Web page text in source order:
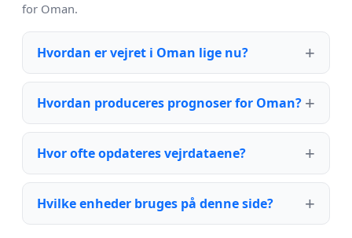
for Oman.
Hvordan er vejret i Oman lige nu?
Hvordan produceres prognoser for Oman?
Hvor ofte opdateres vejrdataene?
Hvilke enheder bruges på denne side?